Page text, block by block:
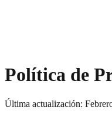
Política de
Última actualización: